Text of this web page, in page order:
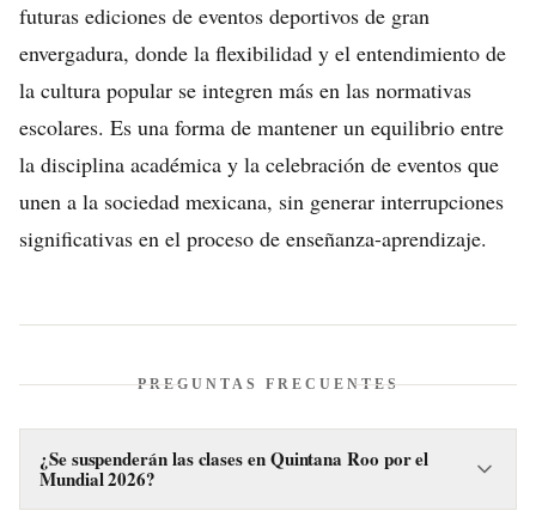
futuras ediciones de eventos deportivos de gran
envergadura, donde la flexibilidad y el entendimiento de
la cultura popular se integren más en las normativas
escolares. Es una forma de mantener un equilibrio entre
la disciplina académica y la celebración de eventos que
unen a la sociedad mexicana, sin generar interrupciones
significativas en el proceso de enseñanza-aprendizaje.
PREGUNTAS FRECUENTES
¿Se suspenderán las clases en Quintana Roo por el
Mundial 2026?